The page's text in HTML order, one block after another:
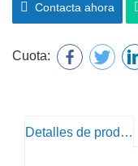
Contacta ahora
Cuota:
Detalles de producto